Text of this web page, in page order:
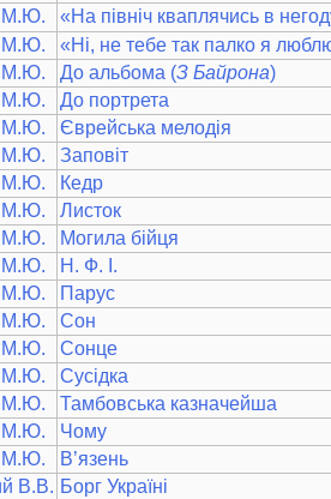
М.Ю.
«На північ кваплячись в
М.Ю.
«Ні, не тебе так палко я
М.Ю.
До альбома (З Байрона)
М.Ю.
До портрета
М.Ю.
Єврейська мелодія
М.Ю.
Заповіт
М.Ю.
Кедр
М.Ю.
Листок
М.Ю.
Могила бійця
М.Ю.
Н. Ф. І.
М.Ю.
Парус
М.Ю.
Сон
М.Ю.
Сонце
М.Ю.
Сусідка
М.Ю.
Тамбовська казначейша
М.Ю.
Чому
М.Ю.
В’язень
В.В. Борг Україні